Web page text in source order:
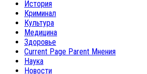
История
Криминал
Культура
Медицина
Здоровье
Current Page Parent Мнения
Наука
Новости